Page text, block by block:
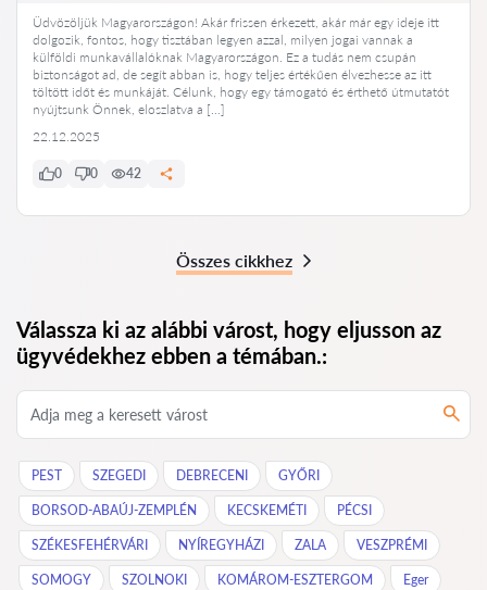
Üdvözöljük Magyarországon! Akár frissen érkezett, akár már egy ideje itt
dolgozik, fontos, hogy tisztában legyen azzal, milyen jogai vannak a
külföldi munkavállalóknak Magyarországon. Ez a tudás nem csupán
biztonságot ad, de segít abban is, hogy teljes értékűen élvezhesse az itt
töltött időt és munkáját. Célunk, hogy egy támogató és érthető útmutatót
nyújtsunk Önnek, eloszlatva a […]
22.12.2025
0 0 42
Összes cikkhez
Válassza ki az alábbi várost, hogy eljusson az
ügyvédekhez ebben a témában.:
PEST SZEGEDI DEBRECENI GYŐRI
BORSOD-ABAÚJ-ZEMPLÉN KECSKEMÉTI PÉCSI
SZÉKESFEHÉRVÁRI NYÍREGYHÁZI ZALA VESZPRÉMI
SOMOGY SZOLNOKI KOMÁROM-ESZTERGOM Eger